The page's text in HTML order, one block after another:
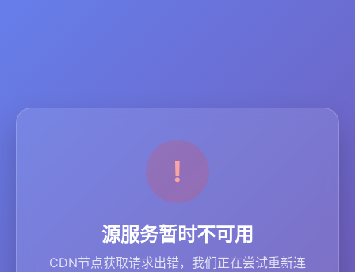
源服务暂时不可用
CDN节点获取请求出错，我们正在尝试重新连